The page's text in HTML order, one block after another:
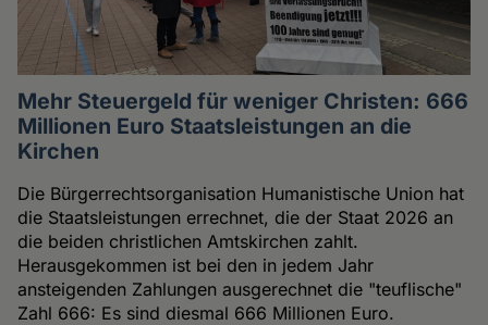
Mehr Steuergeld für weniger Christen: 666
Millionen Euro Staatsleistungen an die
Kirchen
Die Bürgerrechtsorganisation Humanistische Union hat
die Staatsleistungen errechnet, die der Staat 2026 an
die beiden christlichen Amtskirchen zahlt.
Herausgekommen ist bei den in jedem Jahr
ansteigenden Zahlungen ausgerechnet die "teuflische"
Zahl 666: Es sind diesmal 666 Millionen Euro.